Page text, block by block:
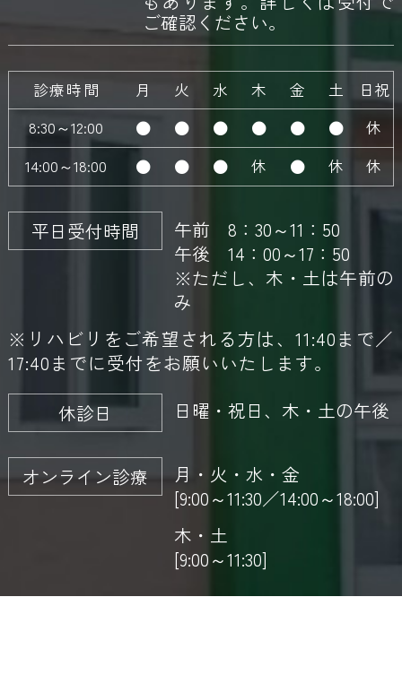
ご確認ください。
診療時間 月 火 水 木 金 土
日祝
8:30～12:00
休
14:00～18:00
休 休 休
平日受付時間
午前 8：30～11：50
午後 14：00～17：50
※ただし、木・土は午前の
み
※リハビリをご希望される方は、11:40まで／
17:40までに受付をお願いいたします。
休診日
日曜・祝日、木・土の午後
オンライン診療
月・火・水・金
[9:00～11:30／14:00～18:00]
木・土
[9:00～11:30]